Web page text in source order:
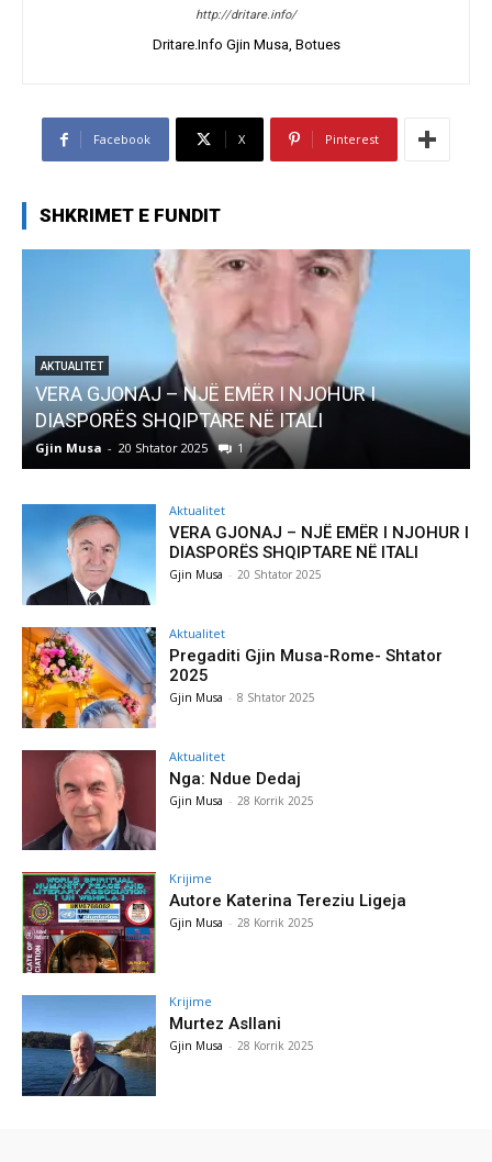
http://dritare.info/
Dritare.Info Gjin Musa, Botues
Facebook X Pinterest
SHKRIMET E FUNDIT
AKTUALITET
Pregaditi Gjin Musa-Rome- Shtator 2025
Gjin Musa - 8 Shtator 2025
Aktualitet
VERA GJONAJ – NJË EMËR I NJOHUR I
DIASPORËS SHQIPTARE NË ITALI
Gjin Musa - 20 Shtator 2025
Aktualitet
Pregaditi Gjin Musa-Rome- Shtator
2025
Gjin Musa - 8 Shtator 2025
Aktualitet
Nga: Ndue Dedaj
Gjin Musa - 28 Korrik 2025
Krijime
Autore Katerina Tereziu Ligeja
Gjin Musa - 28 Korrik 2025
Krijime
Murtez Asllani
Gjin Musa - 28 Korrik 2025